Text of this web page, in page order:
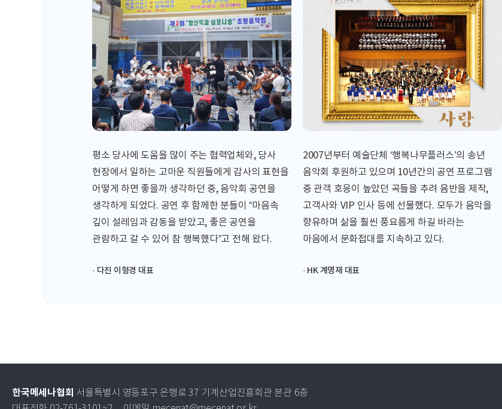
평소 당사에 도움을 많이 주는 협력업체와, 당사
현장에서 일하는 고마운 직원들에게 감사의 표현을
어떻게 하면 좋을까 생각하던 중, 음악회 공연을
생각하게 되었다. 공연 후 함께한 분들이 “마음속
깊이 설레임과 감동을 받았고, 좋은 공연을
관람하고 갈 수 있어 참 행복했다”고 전해 왔다.
· 다진 이형경 대표
2007년부터 예술단체 ‘행복나무플러스’의 송년
음악회 후원하고 있으며 10년간의 공연 프로그램
중 관객 호응이 높았던 곡들을 추려 음반을 제작,
고객사와 VIP 인사 등에 선물했다. 모두가 음악을
향유하며 삶을 훨씬 풍요롭게 하길 바라는
마음에서 문화접대를 지속하고 있다.
· HK 계명재 대표
한국메세나협회 서울특별시 영등포구 은행로 37 기계산업진흥회관 본관 6층